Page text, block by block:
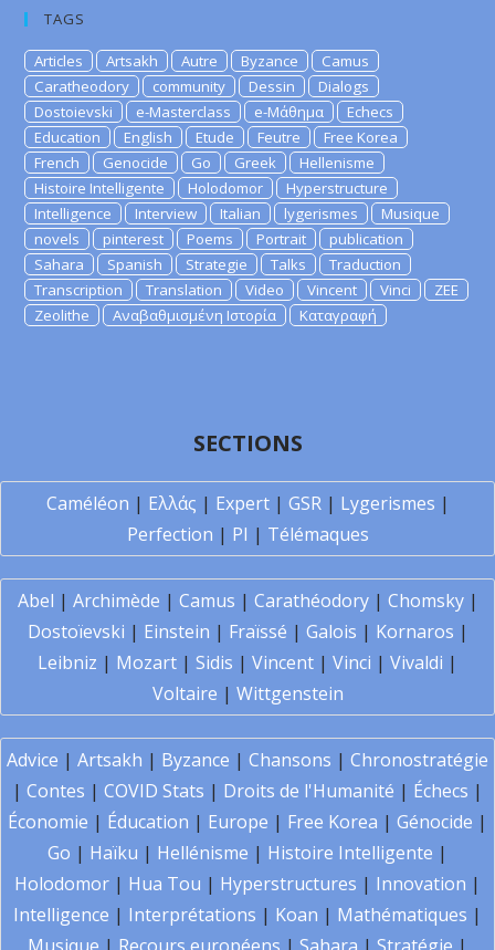
TAGS
Articles Artsakh Autre Byzance
Camus
Caratheodory
community Dessin
Dialogs
Dostoievski
e-Masterclass e-Μάθημα
Echecs
Education
English Etude Feutre
Free Korea
French
Genocide Go Greek
Hellenisme
Histoire Intelligente
Holodomor
Hyperstructure
Intelligence
Interview Italian lygerismes
Musique
novels
pinterest Poems Portrait
publication
Sahara
Spanish Strategie Talks
Traduction
Transcription
Translation Video Vincent Vinci
ZEE
Zeolithe
Αναβαθμισμένη Ιστορία Καταγραφή
SECTIONS
Caméléon | Ελλάς | Expert| GSR| Lygerismes |
Perfection | PI | Télémaques
Abel | Archimède | Camus | Carathéodory| Chomsky|
Dostoïevski | Einstein | Fraïssé | Galois | Kornaros |
Leibniz | Mozart | Sidis | Vincent | Vinci | Vivaldi |
Voltaire | Wittgenstein
Advice | Artsakh | Byzance | Chansons | Chronostratégie
| Contes | COVID Stats | Droits de l'Humanité | Échecs |
Économie | Éducation | Europe | Free Korea | Génocide |
Go | Haïku | Hellénisme | Histoire Intelligente |
Holodomor | Hua Tou | Hyperstructures | Innovation |
Intelligence | Interprétations | Koan | Mathématiques |